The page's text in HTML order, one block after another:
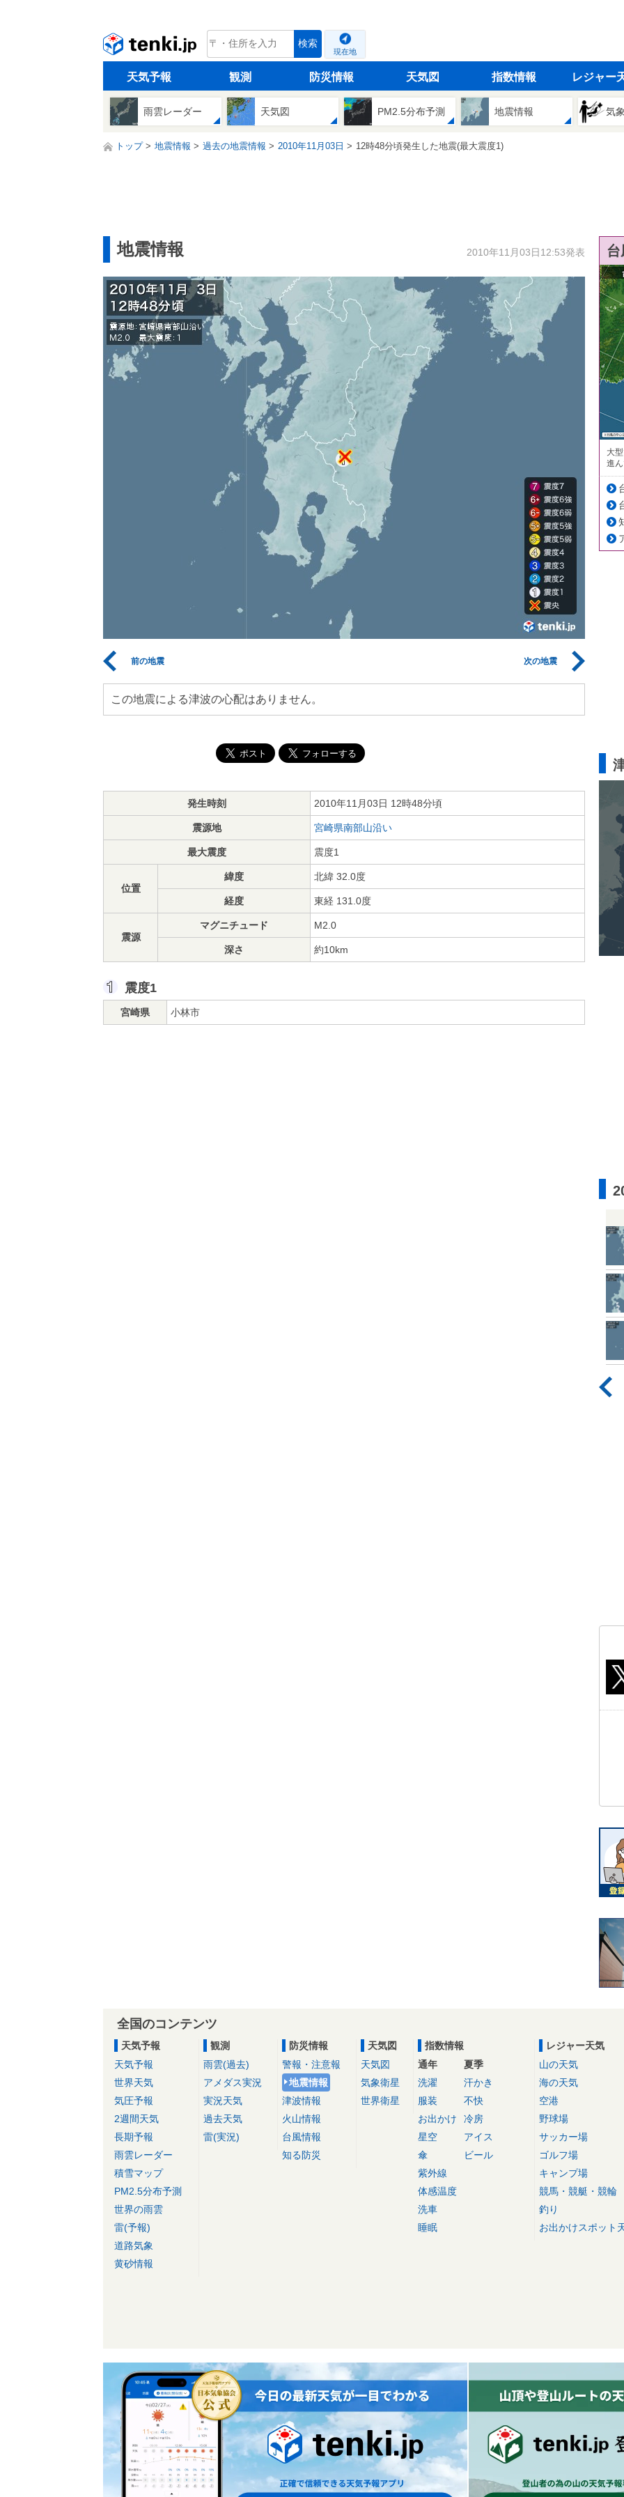
tenki.jp 検索
現在地
天気予報 観測 防災情報 天気図 指数情報 レジャー
雨雲レーダー 天気図 PM2.5分布予測 地震情報 気
トップ 地震情報 過去の地震情報 2010年11月03日 12時48分頃発生した地震(最大震度1)
地震情報 2010年11月03日12:53発表
前の地震 次の地震
この地震による津波の心配はありません。
発生時刻 2010年11月03日 12時48分頃
震源地 宮崎県南部山沿い
最大震度 震度1
位置
緯度 北緯 32.0度
経度 東経 131.0度
震源
マグニチュード M2.0
深さ 約10km
震度1
宮崎県 小林市
大
進
全国のコンテンツ
天気予報
天気予報
世界天気
気圧予報
2週間天気
長期予報
雨雲レーダー
積雪マップ
PM2.5分布予測
世界の雨雲
雷(予報)
道路気象
黄砂情報
観測
雨雲(過去)
アメダス実況
実況天気
過去天気
雷(実況)
防災情報
警報・注意報
地震情報
津波情報
火山情報
台風情報
知る防災
天気図
天気図
気象衛星
世界衛星
指数情報
通年
洗濯
服装
お出かけ
星空
傘
紫外線
体感温度
洗車
睡眠
夏季
汗かき
不快
冷房
アイス
ビール
レジャー天気
山の天気
海の天気
空港
野球場
サッカー場
ゴルフ場
キャンプ場
競馬・競艇・競輪
釣り
お出かけスポット